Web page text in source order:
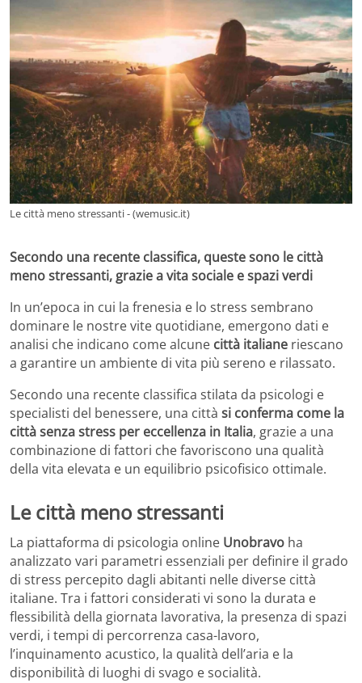
Le città meno stressanti - (wemusic.it)
Secondo una recente classifica, queste sono le città
meno stressanti, grazie a vita sociale e spazi verdi
In un’epoca in cui la frenesia e lo stress sembrano
dominare le nostre vite quotidiane, emergono dati e
analisi che indicano come alcune città italiane riescano
a garantire un ambiente di vita più sereno e rilassato.
Secondo una recente classifica stilata da psicologi e
specialisti del benessere, una città si conferma come la
città senza stress per eccellenza in Italia, grazie a una
combinazione di fattori che favoriscono una qualità
della vita elevata e un equilibrio psicofisico ottimale.
Le città meno stressanti
La piattaforma di psicologia online Unobravo ha
analizzato vari parametri essenziali per definire il grado
di stress percepito dagli abitanti nelle diverse città
italiane. Tra i fattori considerati vi sono la durata e
flessibilità della giornata lavorativa, la presenza di spazi
verdi, i tempi di percorrenza casa-lavoro,
l’inquinamento acustico, la qualità dell’aria e la
disponibilità di luoghi di svago e socialità.